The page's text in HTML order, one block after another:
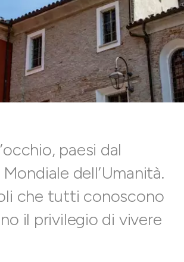
paesi dal
dell’Umanità.
che tutti conoscono
il privilegio di vivere